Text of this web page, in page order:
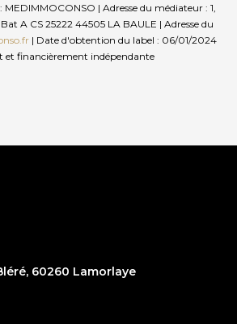
| Adresse du médiateur : 1,
A CS 25222 44505 LA BAULE | Adresse du
| Date d'obtention du label : 06/01/2024
et financièrement indépendante
60260 Lamorlaye